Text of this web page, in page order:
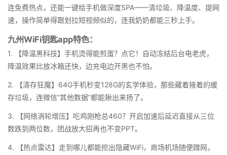
连免费热点，还能一键给手机做深度SPA——清垃圾、降温度、提网
速，操作简单得跟划拉短视频似的，连我奶奶都能三秒上手。
九州WiFi钥匙app特色：
1. 【降温黑科技】手机烫得能煎蛋？点它！自动冻结后台电老虎，
降温效果比放冰箱还快，边充电边开黑也不怕。
2. 【清存狂魔】64G手机秒变128G的玄学体验，那些藏着掖着的缓
存垃圾，连微信“其他数据”都能揪出来扬了。
3. 【网络涡轮增压】吃鸡刚枪总460？开启加速后延迟直接从三位
数跌到两位数，团战放大招再也不变PPT。
4. 【热点雷达】走到哪儿都能挖出隐藏WiFi，商场机场随便蹭网，